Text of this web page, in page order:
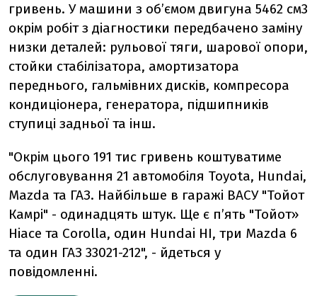
гривень. У машини з об’ємом двигуна 5462 см3
окрім робіт з діагностики передбачено заміну
низки деталей: рульової тяги, шарової опори,
стойки стабілізатора, амортизатора
переднього, гальмівних дисків, компресора
кондиціонера, генератора, підшипників
ступиці задньої та інш.
"Окрім цього 191 тис гривень коштуватиме
обслуговування 21 автомобіля Toyota, Hundai,
Mazda та ГАЗ. Найбільше в гаражі ВАСУ "Тойот
Камрі" - одинадцять штук. Ще є п’ять "Тойот»
Hiace та Corolla, один Hundai HI, три Mazda 6
та один ГАЗ 33021-212", - йдеться у
повідомленні.